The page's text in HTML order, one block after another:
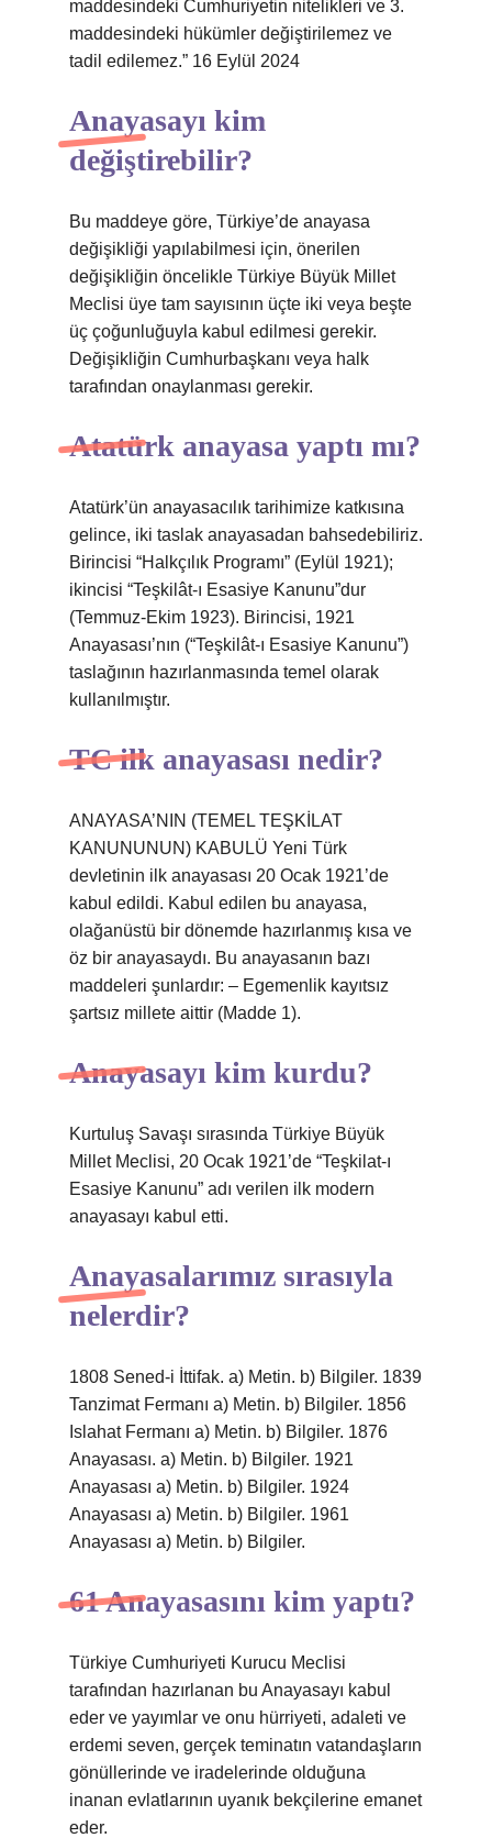
maddesindeki Cumhuriyetin nitelikleri ve 3.
maddesindeki hükümler değiştirilemez ve
tadil edilemez.” 16 Eylül 2024
Anayasayı kim
değiştirebilir?
Bu maddeye göre, Türkiye’de anayasa
değişikliği yapılabilmesi için, önerilen
değişikliğin öncelikle Türkiye Büyük Millet
Meclisi üye tam sayısının üçte iki veya beşte
üç çoğunluğuyla kabul edilmesi gerekir.
Değişikliğin Cumhurbaşkanı veya halk
tarafından onaylanması gerekir.
Atatürk anayasa yaptı mı?
Atatürk’ün anayasacılık tarihimize katkısına
gelince, iki taslak anayasadan bahsedebiliriz.
Birincisi “Halkçılık Programı” (Eylül 1921);
ikincisi “Teşkilât-ı Esasiye Kanunu”dur
(Temmuz-Ekim 1923). Birincisi, 1921
Anayasası’nın (“Teşkilât-ı Esasiye Kanunu”)
taslağının hazırlanmasında temel olarak
kullanılmıştır.
TC ilk anayasası nedir?
ANAYASA’NIN (TEMEL TEŞKİLAT
KANUNUNUN) KABULÜ Yeni Türk
devletinin ilk anayasası 20 Ocak 1921’de
kabul edildi. Kabul edilen bu anayasa,
olağanüstü bir dönemde hazırlanmış kısa ve
öz bir anayasaydı. Bu anayasanın bazı
maddeleri şunlardır: – Egemenlik kayıtsız
şartsız millete aittir (Madde 1).
Anayasayı kim kurdu?
Kurtuluş Savaşı sırasında Türkiye Büyük
Millet Meclisi, 20 Ocak 1921’de “Teşkilat-ı
Esasiye Kanunu” adı verilen ilk modern
anayasayı kabul etti.
Anayasalarımız sırasıyla
nelerdir?
1808 Sened-i İttifak. a) Metin. b) Bilgiler. 1839
Tanzimat Fermanı a) Metin. b) Bilgiler. 1856
Islahat Fermanı a) Metin. b) Bilgiler. 1876
Anayasası. a) Metin. b) Bilgiler. 1921
Anayasası a) Metin. b) Bilgiler. 1924
Anayasası a) Metin. b) Bilgiler. 1961
Anayasası a) Metin. b) Bilgiler.
61 Anayasasını kim yaptı?
Türkiye Cumhuriyeti Kurucu Meclisi
tarafından hazırlanan bu Anayasayı kabul
eder ve yayımlar ve onu hürriyeti, adaleti ve
erdemi seven, gerçek teminatın vatandaşların
gönüllerinde ve iradelerinde olduğuna
inanan evlatlarının uyanık bekçilerine emanet
eder.